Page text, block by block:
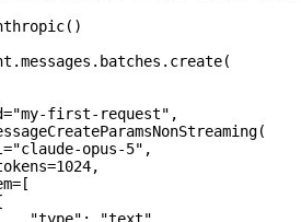
="my-first-request" ,
="claude-opus-5" ,
=1024,
= [